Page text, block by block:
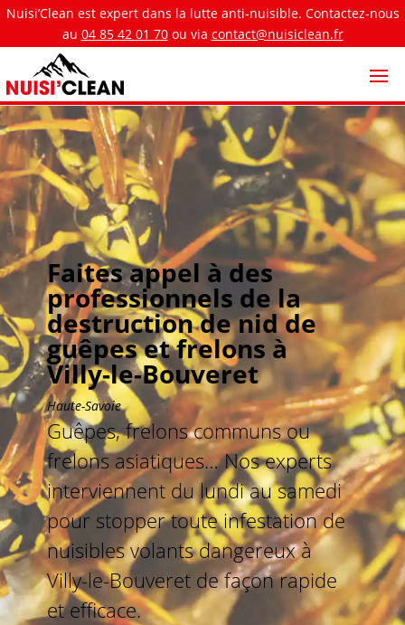
Nuisi’Clean est expert dans la lutte anti-nuisible. Contactez-nous
au 04 85 42 01 70ou via contact@nuisiclean.fr
Faites appel à des
professionnels de la
destruction de nid de
guêpes et frelons à
Villy-le-Bouveret
Haute-Savoie
Guêpes, frelons communs ou
frelons asiatiques… Nos experts
interviennent du lundi au samedi
pour stopper toute infestation de
nuisibles volants dangereux à
Villy-le-Bouveret de façon rapide
et efficace.